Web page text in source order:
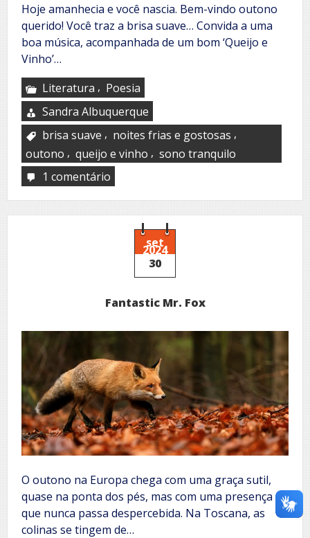
Hoje amanhecia e você nascia. Bem-vindo outono
querido! Você traz a brisa suave… Convida a uma
boa música, acompanhada de um bom ‘Queijo e
Vinho’…
Literatura , Poesia
Sandra Albuquerque
brisa suave , noites frias e gostosas ,
outono , queijo e vinho , sono tranquilo
1 comentário
set
2024
30
Fantastic Mr. Fox
O outono na Europa chega com uma graça sutil,
quase na ponta dos pés, mas com uma presença
que nunca passa despercebida. Na Toscana, as
colinas se tingem de…